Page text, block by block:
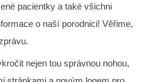
pacientky a také všichni
o naší porodnici! Věřime,
nejen tou správnou nohou,